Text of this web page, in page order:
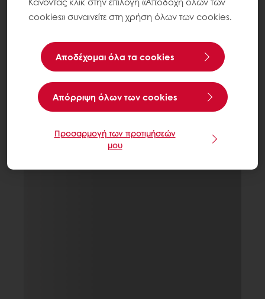
cookies» συναινείτε στη χρήση όλων των cookies.
Αποδέχομαι όλα τα cookies
Aπόρριψη όλων των cookies
Προσαρμογή των προτιμήσεών
μου